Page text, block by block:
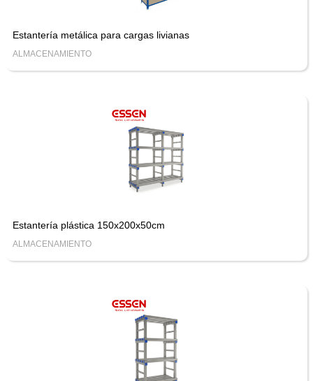
Estantería metálica para cargas livianas
ALMACENAMIENTO
Estantería plástica 150x200x50cm
ALMACENAMIENTO